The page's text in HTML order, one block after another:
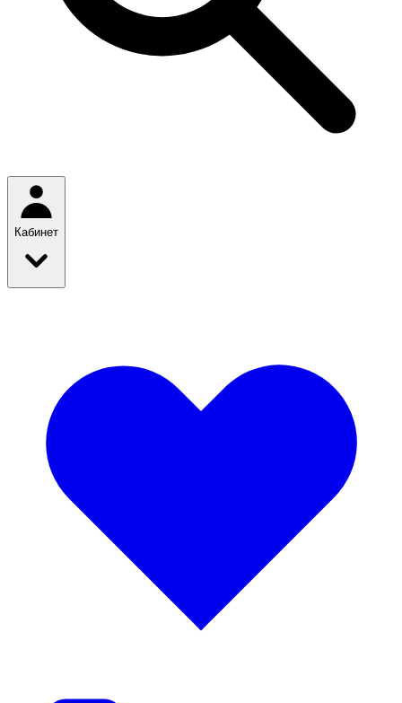
Кабинет